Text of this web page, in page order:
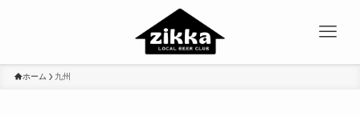
ホーム 九州